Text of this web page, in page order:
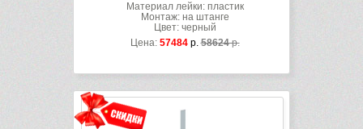
Материал лейки: пластик
Монтаж: на штанге
Цвет: черный
Цена: 57484р.58624р.